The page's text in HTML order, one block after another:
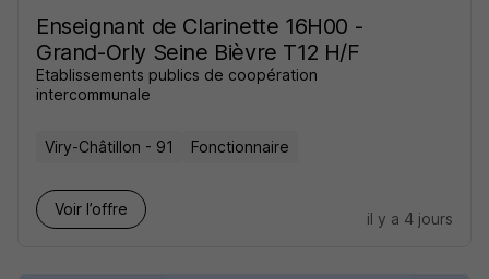
Enseignant de Clarinette 16H00 -
Grand-Orly Seine Bièvre T12 H/F
Etablissements publics de coopération
intercommunale
Viry-Châtillon - 91 Fonctionnaire
Voir l’offre
il y a 4 jours